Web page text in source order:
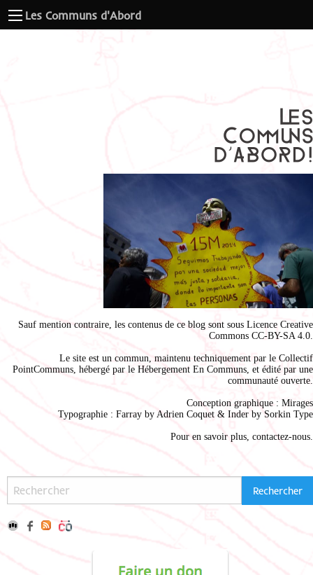
Les Communs d'Abord
Sauf mention contraire, les contenus de ce blog sont sous Licence Creative
Commons CC-BY-SA 4.0.
Le site est un commun, maintenu techniquement par le Collectif
PointCommuns, hébergé par le Hébergement En Communs, et édité par une
communauté ouverte.
Conception graphique : Mirages
Typographie : Farray by Adrien Coquet & Inder by Sorkin Type
Pour en savoir plus, contactez-nous.